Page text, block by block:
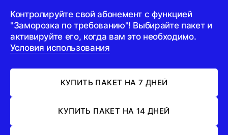
Контролируйте свой абонемент с функцией
"Заморозка по требованию"! Выбирайте пакет и
активируйте его, когда вам это необходимо.
Условия использования
КУПИТЬ ПАКЕТ НА 7 ДНЕЙ
КУПИТЬ ПАКЕТ НА 14 ДНЕЙ